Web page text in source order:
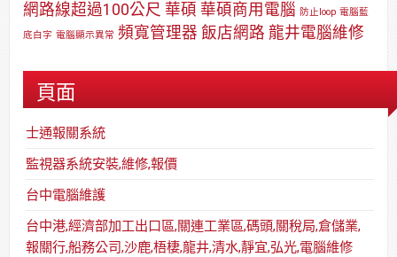
網路線超過100公尺 華碩 華碩商用電腦 防止loop 電腦藍
底白字 電腦顯示異常 頻寬管理器 飯店網路 龍井電腦維修
頁面
士通報關系統
監視器系統安裝,維修,報價
台中電腦維護
台中港,經濟部加工出口區,關連工業區,碼頭,關稅局,倉儲業,
報關行,船務公司,沙鹿,梧棲,龍井,清水,靜宜,弘光,電腦維修